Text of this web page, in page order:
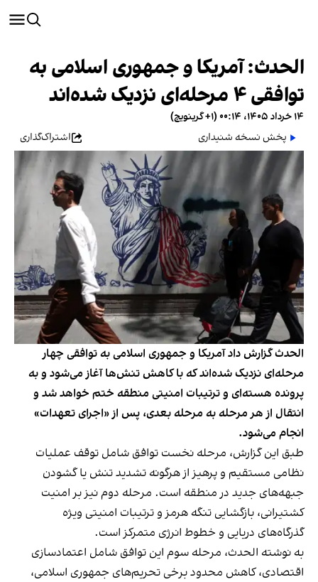
الحدث: آمریکا و جمهوری اسلامی به
توافقی ۴ مرحله‌ای نزدیک شده‌اند
۱۴ خرداد ۱۴۰۵، ۰۰:۱۴ (‎+۱ گرینویچ)
پخش نسخه شنیداری
اشتراک‌گذاری
الحدث گزارش داد آمریکا و جمهوری اسلامی به توافقی چهار
مرحله‌ای نزدیک شده‌اند که با کاهش تنش‌ها آغاز می‌شود و به
پرونده هسته‌ای و ترتیبات امنیتی منطقه ختم خواهد شد و
انتقال از هر مرحله به مرحله بعدی، پس از «اجرای تعهدات»
انجام می‌شود.
طبق این گزارش، مرحله نخست توافق شامل توقف عملیات
نظامی مستقیم و پرهیز از هرگونه تشدید تنش یا گشودن
جبهه‌های جدید در منطقه است. مرحله دوم نیز بر امنیت
کشتیرانی، بازگشایی تنگه هرمز و ترتیبات امنیتی ویژه
گذرگاه‌های دریایی و خطوط انرژی متمرکز است.
به نوشته الحدث، مرحله سوم این توافق شامل اعتمادسازی
اقتصادی، کاهش محدود برخی تحریم‌های جمهوری اسلامی،